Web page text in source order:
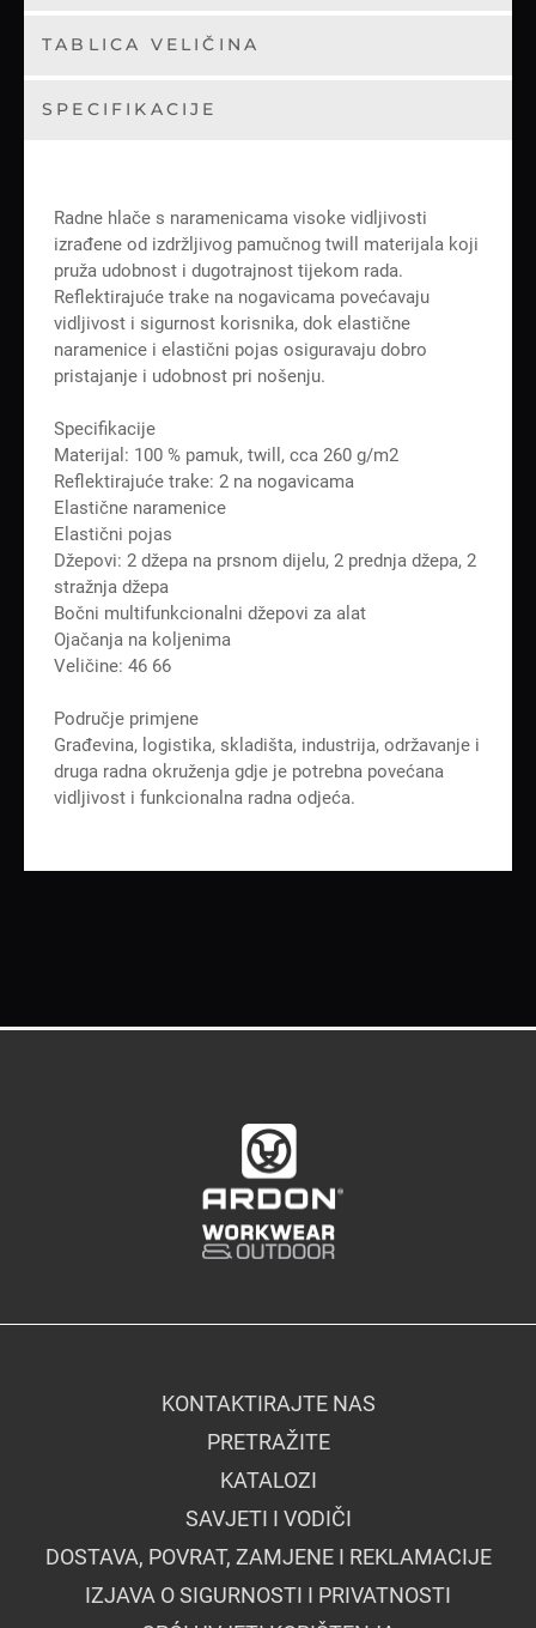
TABLICA VELIČINA
SPECIFIKACIJE
Radne hlače s naramenicama visoke vidljivosti
izrađene od izdržljivog pamučnog twill materijala koji
pruža udobnost i dugotrajnost tijekom rada.
Reflektirajuće trake na nogavicama povećavaju
vidljivost i sigurnost korisnika, dok elastične
naramenice i elastični pojas osiguravaju dobro
pristajanje i udobnost pri nošenju.
Specifikacije
Materijal: 100 % pamuk, twill, cca 260 g/m2
Reflektirajuće trake: 2 na nogavicama
Elastične naramenice
Elastični pojas
Džepovi: 2 džepa na prsnom dijelu, 2 prednja džepa, 2
stražnja džepa
Bočni multifunkcionalni džepovi za alat
Ojačanja na koljenima
Veličine: 46 66
Područje primjene
Građevina, logistika, skladišta, industrija, održavanje i
druga radna okruženja gdje je potrebna povećana
vidljivost i funkcionalna radna odjeća.
KONTAKTIRAJTE NAS
PRETRAŽITE
KATALOZI
SAVJETI I VODIČI
DOSTAVA, POVRAT, ZAMJENE I REKLAMACIJE
IZJAVA O SIGURNOSTI I PRIVATNOSTI